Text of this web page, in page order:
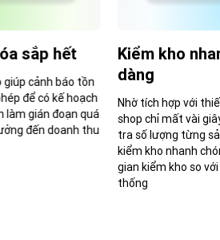
sắp hết
giúp cảnh báo tồn
để có kế hoạch
làm gián đoạn quá
đến doanh thu
Kiểm kho
dàng
Nhờ tích hợp với
shop chỉ mất vài
tra số lượng từng
kiểm kho nhanh
gian kiểm kho so
thống